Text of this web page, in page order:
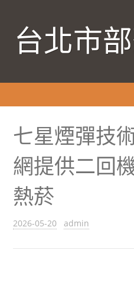
台北市
七星煙彈技
網提供二回
熱菸
2026-05-20 admin